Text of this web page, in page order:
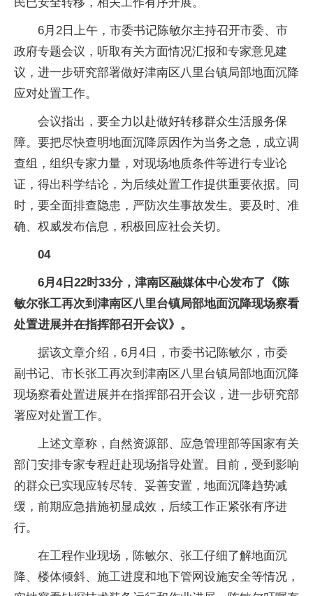
6月2日上午，市委书记陈敏尔主持召开市委、市
政府专题会议，听取有关方面情况汇报和专家意见建
议，进一步研究部署做好津南区八里台镇局部地面沉降
应对处置工作。
会议指出，要全力以赴做好转移群众生活服务保
障。要把尽快查明地面沉降原因作为当务之急，成立调
查组，组织专家力量，对现场地质条件等进行专业论
证，得出科学结论，为后续处置工作提供重要依据。同
时，要全面排查隐患，严防次生事故发生。要及时、准
确、权威发布信息，积极回应社会关切。
04
6月4日22时33分，津南区融媒体中心发布了《陈
敏尔张工再次到津南区八里台镇局部地面沉降现场察看
处置进展并在指挥部召开会议》。
据该文章介绍，6月4日，市委书记陈敏尔，市委
副书记、市长张工再次到津南区八里台镇局部地面沉降
现场察看处置进展并在指挥部召开会议，进一步研究部
署应对处置工作。
上述文章称，自然资源部、应急管理部等国家有关
部门安排专家专程赶赴现场指导处置。目前，受到影响
的群众已实现应转尽转、妥善安置，地面沉降趋势减
缓，前期应急措施初显成效，后续工作正紧张有序进
行。
在工程作业现场，陈敏尔、张工仔细了解地面沉
降、楼体倾斜、施工进度和地下管网设施安全等情况，